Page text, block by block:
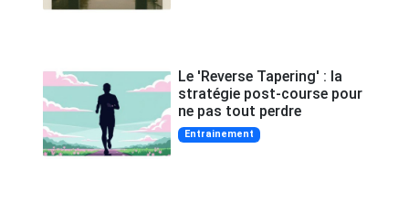
Le 'Reverse Tapering' : la
stratégie post-course pour
ne pas tout perdre
Entrainement